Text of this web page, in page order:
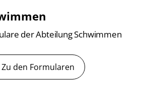
der Abteilung Schwimmen
Zu den Formularen
Schwimm-Verband e.V.
Straße 93